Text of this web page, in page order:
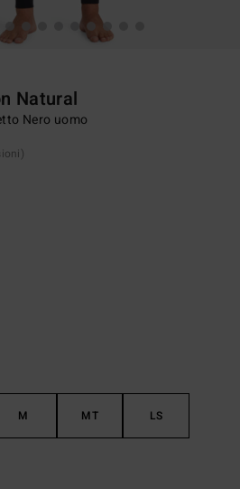
Natural
Nero uomo
M MT LS